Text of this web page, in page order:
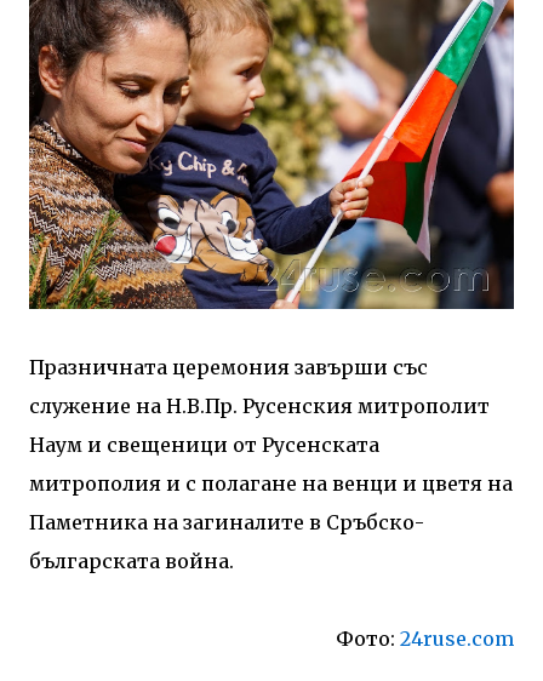
Празничната церемония завърши със
служение на Н.В.Пр. Русенския митрополит
Наум и свещеници от Русенската
митрополия и с полагане на венци и цветя на
Паметника на загиналите в Сръбско-
българската война.
Фото: 24ruse.com